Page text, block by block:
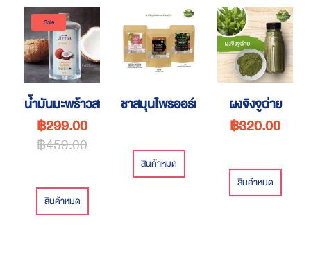
Sale
น้ำมันมะพร้าวสกัดเย็นออร์แกนิค 500 ml
฿299.00
฿459.00
สินค้าหมด
ชาสมุนไพรออร์แกนิค
สินค้าหมด
ผงจิงจูฉ่าย
฿320.00
สินค้าหมด